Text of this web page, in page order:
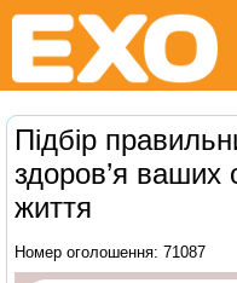
Підбір
здоров’я ваших
життя
Номер оголошення: 71087